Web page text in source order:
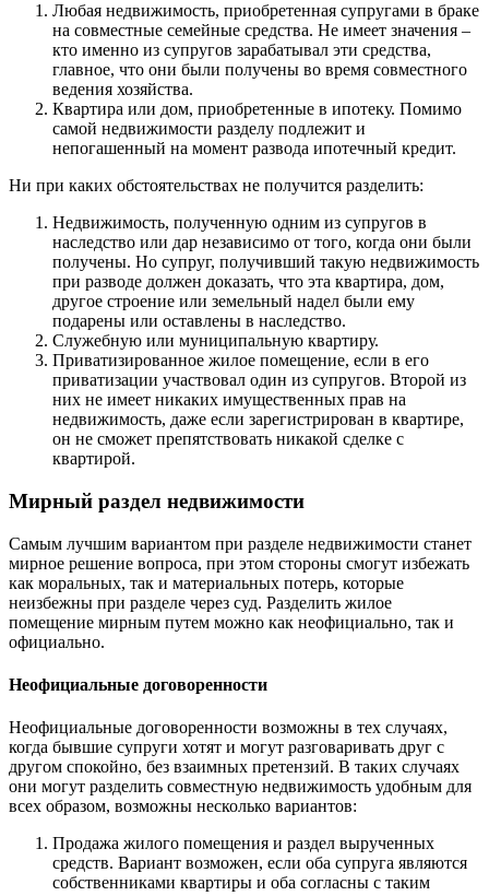
Любая недвижимость, приобретенная супругами в браке
на совместные семейные средства. Не имеет значения –
кто именно из супругов зарабатывал эти средства,
главное, что они были получены во время совместного
ведения хозяйства.
Квартира или дом, приобретенные в ипотеку. Помимо
самой недвижимости разделу подлежит и
непогашенный на момент развода ипотечный кредит.
Ни при каких обстоятельствах не получится разделить:
Недвижимость, полученную одним из супругов в
наследство или дар независимо от того, когда они были
получены. Но супруг, получивший такую недвижимость
при разводе должен доказать, что эта квартира, дом,
другое строение или земельный надел были ему
подарены или оставлены в наследство.
Служебную или муниципальную квартиру.
Приватизированное жилое помещение, если в его
приватизации участвовал один из супругов. Второй из
них не имеет никаких имущественных прав на
недвижимость, даже если зарегистрирован в квартире,
он не сможет препятствовать никакой сделке с
квартирой.
Мирный раздел недвижимости
Самым лучшим вариантом при разделе недвижимости станет
мирное решение вопроса, при этом стороны смогут избежать
как моральных, так и материальных потерь, которые
неизбежны при разделе через суд. Разделить жилое
помещение мирным путем можно как неофициально, так и
официально.
Неофициальные договоренности
Неофициальные договоренности возможны в тех случаях,
когда бывшие супруги хотят и могут разговаривать друг с
другом спокойно, без взаимных претензий. В таких случаях
они могут разделить совместную недвижимость удобным для
всех образом, возможны несколько вариантов:
Продажа жилого помещения и раздел вырученных
средств. Вариант возможен, если оба супруга являются
собственниками квартиры и оба согласны с таким